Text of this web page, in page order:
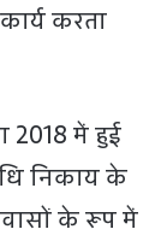
करता
2018 में हुई
निकाय के
के रूप में